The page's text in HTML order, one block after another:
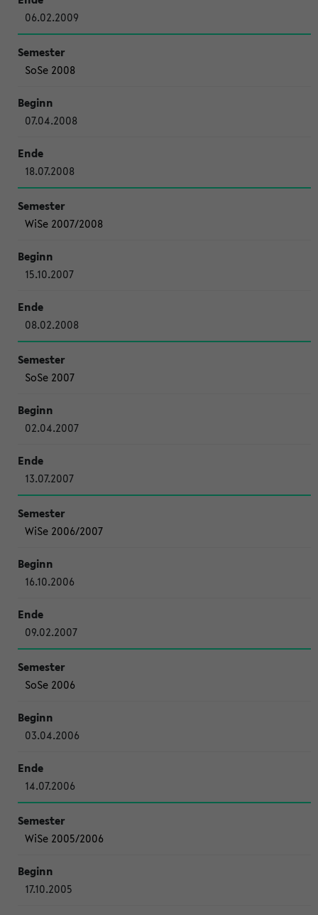
06.02.2009
SoSe 2008
07.04.2008
18.07.2008
WiSe 2007/2008
15.10.2007
08.02.2008
SoSe 2007
02.04.2007
13.07.2007
WiSe 2006/2007
16.10.2006
09.02.2007
SoSe 2006
03.04.2006
14.07.2006
WiSe 2005/2006
17.10.2005